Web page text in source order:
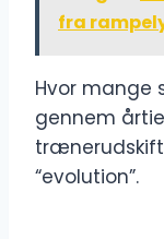
fra
Hvor mange
gennem
“evolution”.